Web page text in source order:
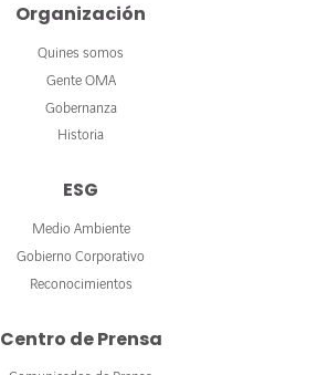
Organización
Quines somos
Gente OMA
Gobernanza
Historia
ESG
Medio Ambiente
Gobierno Corporativo
Reconocimientos
Centro de Prensa